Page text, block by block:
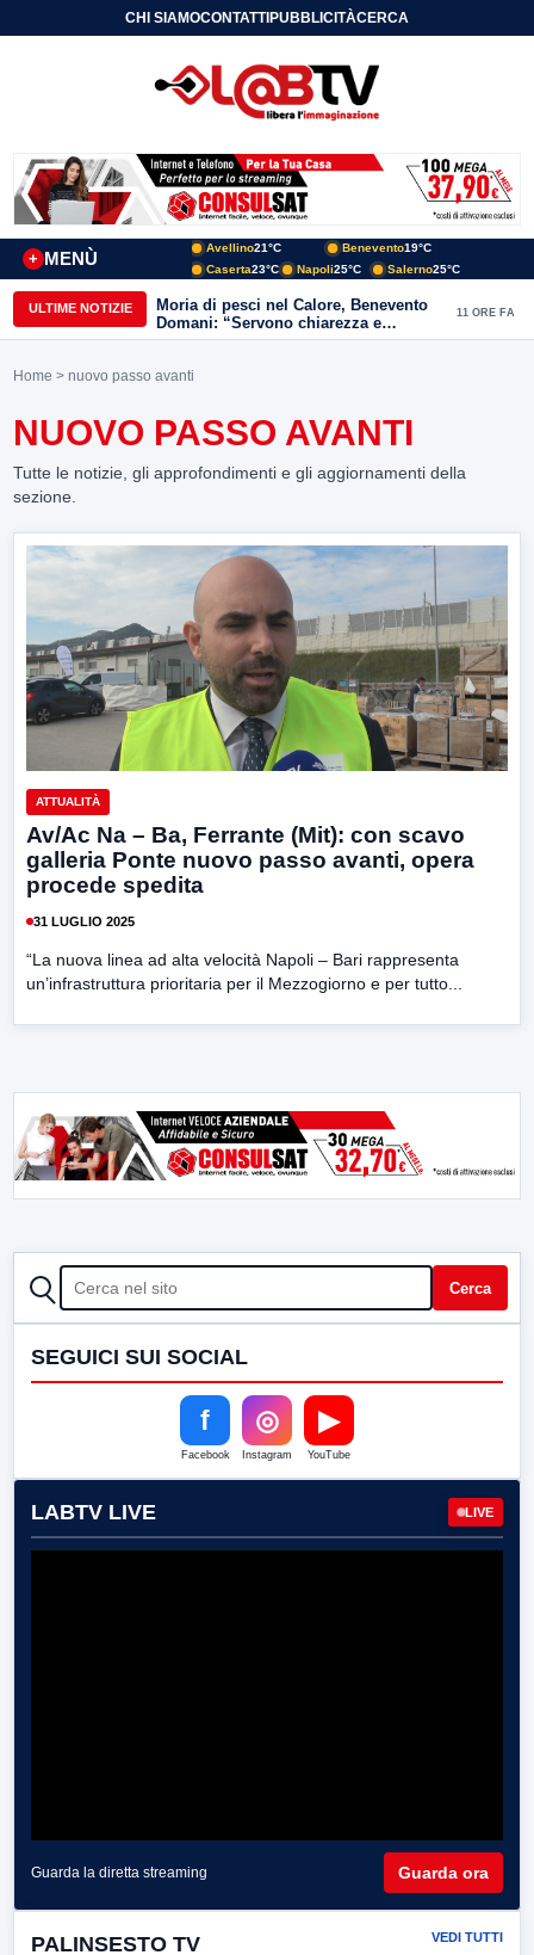
CHI SIAMOCONTATTIPUBBLICITÀCERCA
MENÙ
+
Avellino21°C Benevento19°C
Caserta23°C Napoli25°C Salerno25°C
ULTIME NOTIZIE
Moria di pesci nel Calore, Benevento
Domani: “Servono chiarezza e
approfondimenti sulla gestione
11 ORE FA
Home > nuovo passo avanti
NUOVO PASSO AVANTI
Tutte le notizie, gli approfondimenti e gli aggiornamenti della
sezione.
ATTUALITÀ
Av/Ac Na – Ba, Ferrante (Mit): con scavo
galleria Ponte nuovo passo avanti, opera
procede spedita
31 LUGLIO 2025
“La nuova linea ad alta velocità Napoli – Bari rappresenta
un’infrastruttura prioritaria per il Mezzogiorno e per tutto...
CERCA Cerca
SEGUICI SUI SOCIAL
f
Facebook
◎
Instagram
▶
YouTube
LABTV LIVE LIVE
Guarda la diretta streaming Guarda ora
PALINSESTO TV VEDI TUTTI